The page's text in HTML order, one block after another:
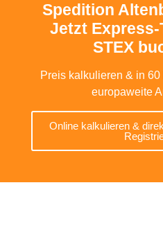
Spedition
Jetzt
STEX
Preis kalkulieren & in
europaweite
Online kalkulieren &